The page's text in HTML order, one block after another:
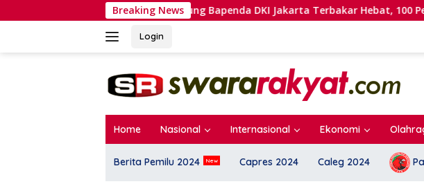
ke
Breaking News
BREAKING NEWS: Gedung Bapenda DKI Jakarta Terbakar Hebat, 100 Personel
Login
Home Nasional Internasional Ekonomi
Berita Pemilu 2024 Capres 2024 Caleg 2024